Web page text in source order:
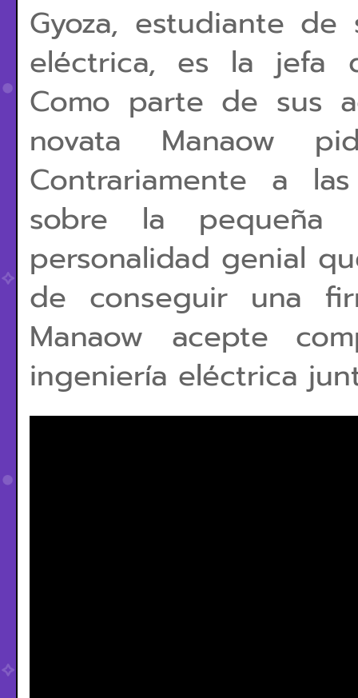
Gyoza, estudiante
eléctrica, es la jefa
Como parte de sus
novata Manaow
Contrariamente a
sobre la pequeña
personalidad genial
de conseguir una
Manaow acepte
ingeniería eléctrica